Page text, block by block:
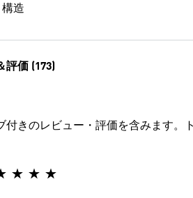
造
評価 (173)
付きのレビュー・評価を含みます。